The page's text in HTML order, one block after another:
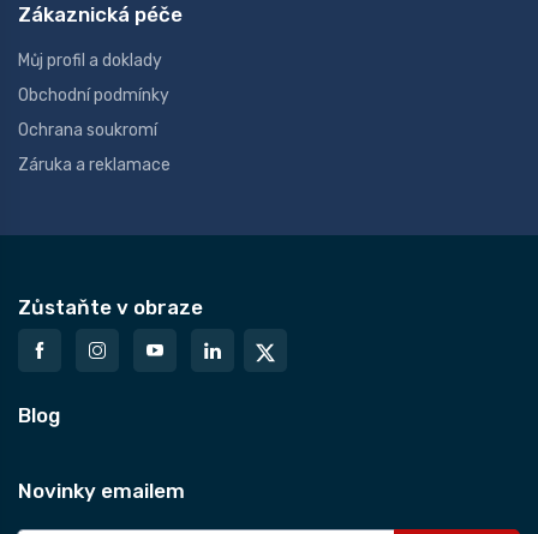
Zákaznická péče
Můj profil a doklady
Obchodní podmínky
Ochrana soukromí
Záruka a reklamace
Zůstaňte v obraze
Blog
Novinky emailem